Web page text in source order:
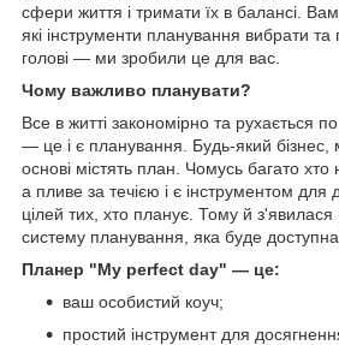
сфери життя і тримати їх в балансі.
які інструменти планування вибрати та
голові — ми зробили це для вас.
Чому важливо планувати?
Все в житті закономірно та рухається
— це і є планування. Будь-який бізнес,
основі містять план. Чомусь багато хто
а пливе за течією і є інструментом для
цілей тих, хто планує. Тому й з'явилася
систему планування, яка буде
Планер "My perfect day" — це:
ваш особистий коуч;
простий інструмент для